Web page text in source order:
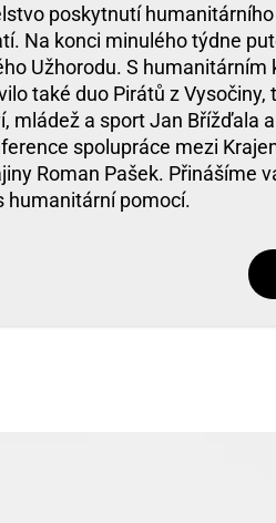
poskytnutí
Na konci minulého týdne
Užhorodu. S humanitárním
také duo Pirátů z Vysočiny,
mládež a sport Jan Břížďala
spolupráce mezi
Roman Pašek. Přinášíme
humanitární pomocí.